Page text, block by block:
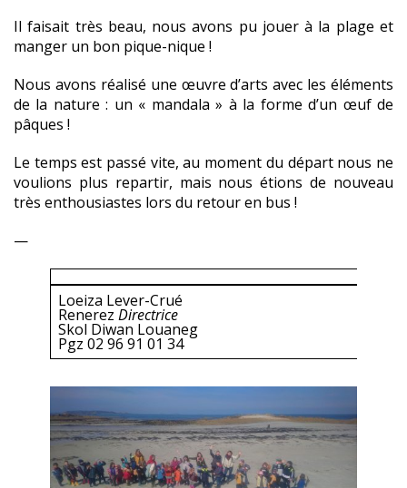
Il faisait très beau, nous avons pu jouer à la plage et
manger un bon pique-nique !
Nous avons réalisé une œuvre d’arts avec les éléments
de la nature : un « mandala » à la forme d’un œuf de
pâques !
Le temps est passé vite, au moment du départ nous ne
voulions plus repartir, mais nous étions de nouveau
très enthousiastes lors du retour en bus !
—
Loeiza Lever-Crué
Renerez Directrice
Skol Diwan Louaneg
Pgz 02 96 91 01 34